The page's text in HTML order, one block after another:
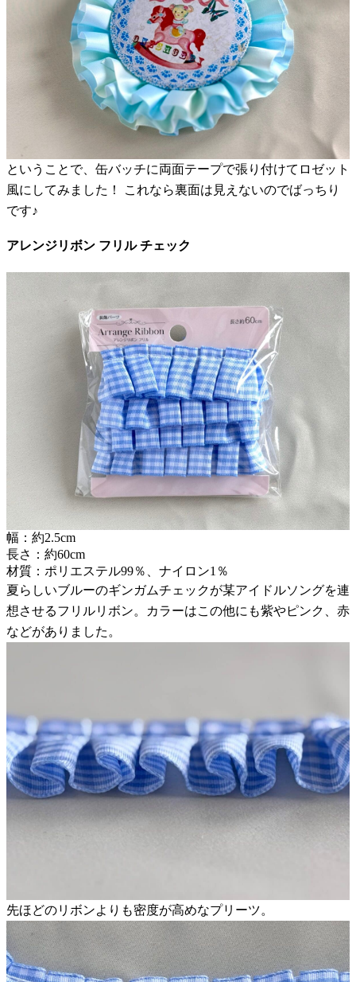
ということで、缶バッチに両面テープで張り付けてロゼット
風にしてみました！ これなら裏面は見えないのでばっちり
です♪
アレンジリボン フリル チェック
幅：約2.5cm
長さ：約60cm
材質：ポリエステル99％、ナイロン1％
夏らしいブルーのギンガムチェックが某アイドルソングを連
想させるフリルリボン。カラーはこの他にも紫やピンク、赤
などがありました。
先ほどのリボンよりも密度が高めなプリーツ。